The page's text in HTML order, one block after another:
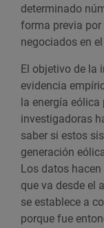
determinado
forma previa por
negociados en
El objetivo de la
evidencia
la energía
investigadoras
saber si estos
generación
Los datos
que va desde el
se establece a
porque fue